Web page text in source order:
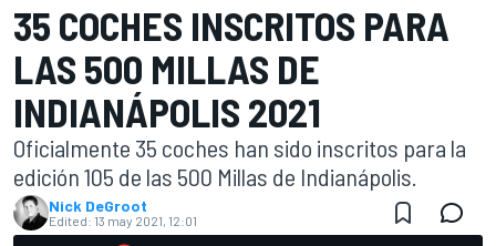
35 COCHES INSCRITOS PARA
LAS 500 MILLAS DE
INDIANÁPOLIS 2021
Oficialmente 35 coches han sido inscritos para la
edición 105 de las 500 Millas de Indianápolis.
Nick DeGroot
Edited: 13 may 2021, 12:01